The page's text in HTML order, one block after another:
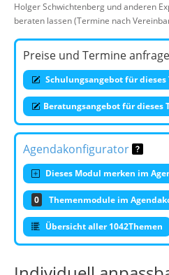
Holger Schwichtenberg und anderen
beraten lassen (Termine nach
Preise und Termine
Schulungsangebot für
Beratungsangebot für dieses
Agendakonfigurator
Dieses Modul merken im
0 Themenmodule im
Übersicht aller 1042Themen